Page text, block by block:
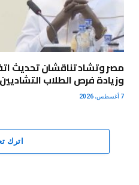
مصر وتشاد تناقشان تحديث
وزيادة فرص الطلاب التشاديين
7 أغسطس، 2026
اترك